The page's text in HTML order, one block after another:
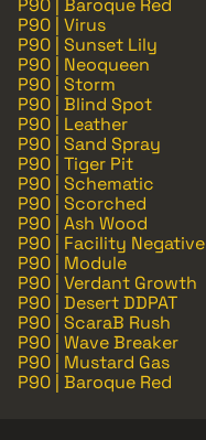
P90 | Baroque Red
P90 | Virus
P90 | Sunset Lily
P90 | Neoqueen
P90 | Storm
P90 | Blind Spot
P90 | Leather
P90 | Sand Spray
P90 | Tiger Pit
P90 | Schematic
P90 | Scorched
P90 | Ash Wood
P90 | Facility Negative
P90 | Module
P90 | Verdant Growth
P90 | Desert DDPAT
P90 | ScaraB Rush
P90 | Wave Breaker
P90 | Mustard Gas
P90 | Baroque Red